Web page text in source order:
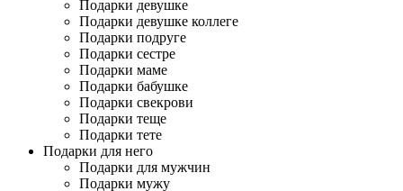
Подарки девушке
Подарки девушке коллеге
Подарки подруге
Подарки сестре
Подарки маме
Подарки бабушке
Подарки свекрови
Подарки теще
Подарки тете
Подарки для него
Подарки для мужчин
Подарки мужу